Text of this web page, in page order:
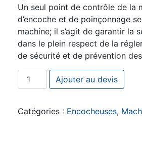
Un seul point de contrôle de la
d’encoche et de poinçonnage
machine; il s’agit de garantir la
dans le plein respect de la
de sécurité et de prévention
quantité de Encocheuse à angle
Ajouter au devis
Catégories : Encocheuses,